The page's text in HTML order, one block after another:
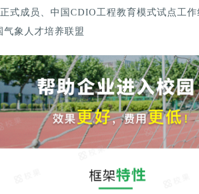
式成员、中国CDIO工程教育模式试点工
象人才培养联盟